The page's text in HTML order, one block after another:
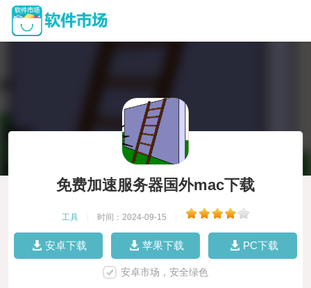
免费加速服务器国外mac下载
工具 时间：2024-09-15
安卓下载 苹果下载 PC下载
安卓市场，安全绿色